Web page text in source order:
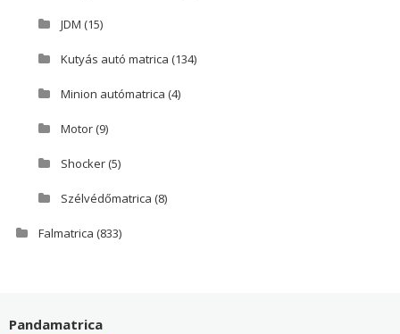
JDM (15)
Kutyás autó matrica (134)
Minion autómatrica (4)
Motor(9)
Shocker(5)
Szélvédőmatrica (8)
Falmatrica (833)
Pandamatrica